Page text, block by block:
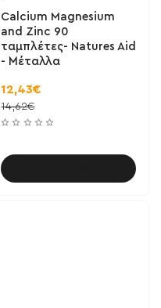
Calcium Magnesium
and Zinc 90
ταμπλέτες- Natures Aid
- Μέταλλα
12,43€
14,62€